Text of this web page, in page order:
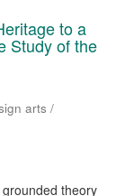
to a
Study of the
arts /
theory